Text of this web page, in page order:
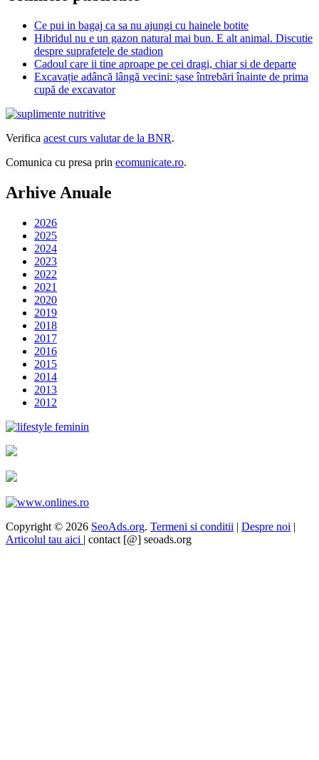
Ce pui in bagaj ca sa nu ajungi cu hainele botite
Hibridul nu e un gazon natural mai bun. E alt animal. Discutie
despre suprafetele de stadion
Cadoul care ii tine aproape pe cei dragi, chiar si de departe
Excavație adâncă lângă vecini: șase întrebări înainte de prima
cupă de excavator
Verifica acest curs valutar de la BNR.
Comunica cu presa prin ecomunicate.ro.
Arhive Anuale
2026
2025
2024
2023
2022
2021
2020
2019
2018
2017
2016
2015
2014
2013
2012
Copyright © 2026 SeoAds.org. Termeni si conditii | Despre noi |
Articolul tau aici | contact [@] seoads.org